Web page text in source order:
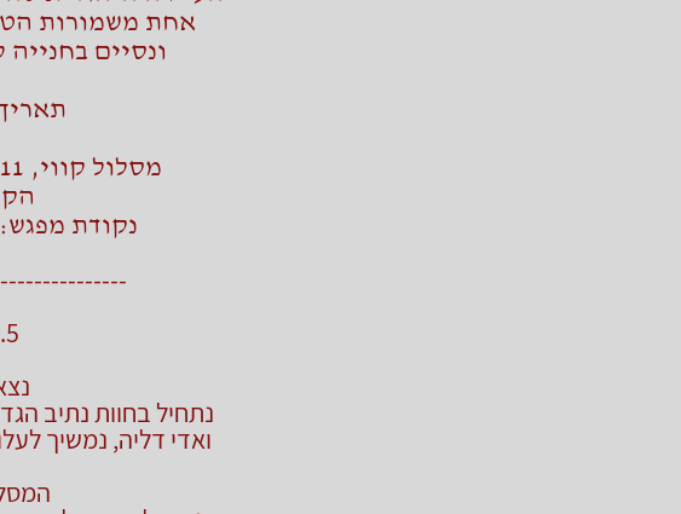
אחת משמורות
ונסיים
תאריך 16.1 כז טבת שעות: 6:30-
מסלול קווי, 11 ק"מ, קושי בינוני עם קצב הליכה מהיר.
נקודת
5.
נתחיל בחוות נתיב
ואדי דליה, נמשיך